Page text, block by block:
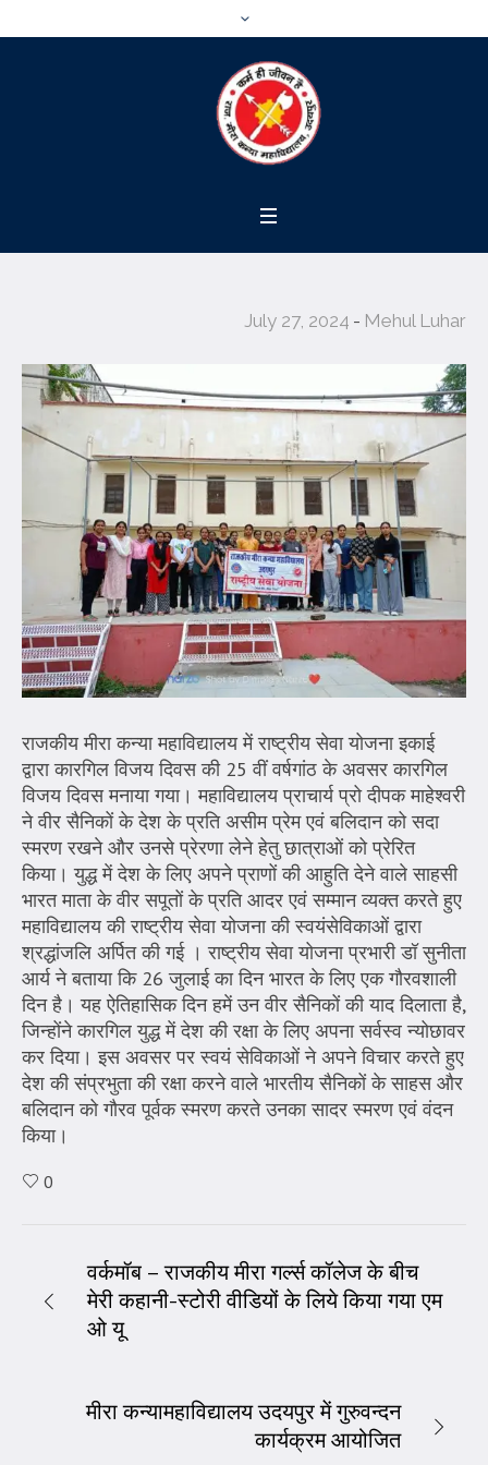
July 27, 2024 Mehul Luhar
राजकीय मीरा कन्या महाविद्यालय में राष्ट्रीय सेवा योजना इकाई
द्वारा कारगिल विजय दिवस की 25 वीं वर्षगांठ के अवसर कारगिल
विजय दिवस मनाया गया। महाविद्यालय प्राचार्य प्रो दीपक माहेश्वरी
ने वीर सैनिकों के देश के प्रति असीम प्रेम एवं बलिदान को सदा
स्मरण रखने और उनसे प्रेरणा लेने हेतु छात्राओं को प्रेरित
किया। युद्ध में देश के लिए अपने प्राणों की आहुति देने वाले साहसी
भारत माता के वीर सपूतों के प्रति आदर एवं सम्मान व्यक्त करते हुए
महाविद्यालय की राष्ट्रीय सेवा योजना की स्वयंसेविकाओं द्वारा
श्रद्धांजलि अर्पित की गई । राष्ट्रीय सेवा योजना प्रभारी डॉ सुनीता
आर्य ने बताया कि 26 जुलाई का दिन भारत के लिए एक गौरवशाली
दिन है। यह ऐतिहासिक दिन हमें उन वीर सैनिकों की याद दिलाता है,
जिन्होंने कारगिल युद्ध में देश की रक्षा के लिए अपना सर्वस्व न्योछावर
कर दिया। इस अवसर पर स्वयं सेविकाओं ने अपने विचार करते हुए
देश की संप्रभुता की रक्षा करने वाले भारतीय सैनिकों के साहस और
बलिदान को गौरव पूर्वक स्मरण करते उनका सादर स्मरण एवं वंदन
किया।
0
वर्कमॉब – राजकीय मीरा गर्ल्स कॉलेज के बीच
मेरी कहानी-स्टोरी वीडियों के लिये किया गया एम
ओ यू
मीरा कन्यामहाविद्यालय उदयपुर में गुरुवन्दन
कार्यक्रम आयोजित